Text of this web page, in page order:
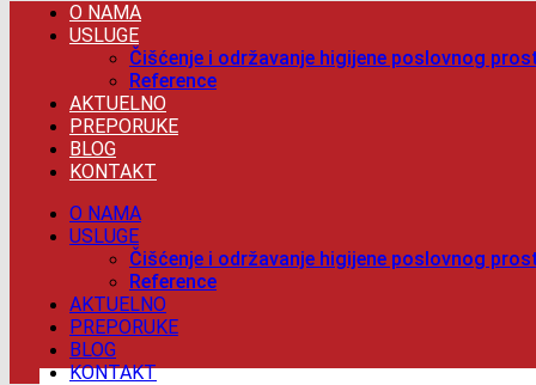
O NAMA
USLUGE
Čišćenje i održavanje higijene poslovnog
Reference
AKTUELNO
PREPORUKE
BLOG
KONTAKT
O NAMA
USLUGE
Čišćenje i održavanje higijene poslovnog
Reference
AKTUELNO
PREPORUKE
BLOG
KONTAKT